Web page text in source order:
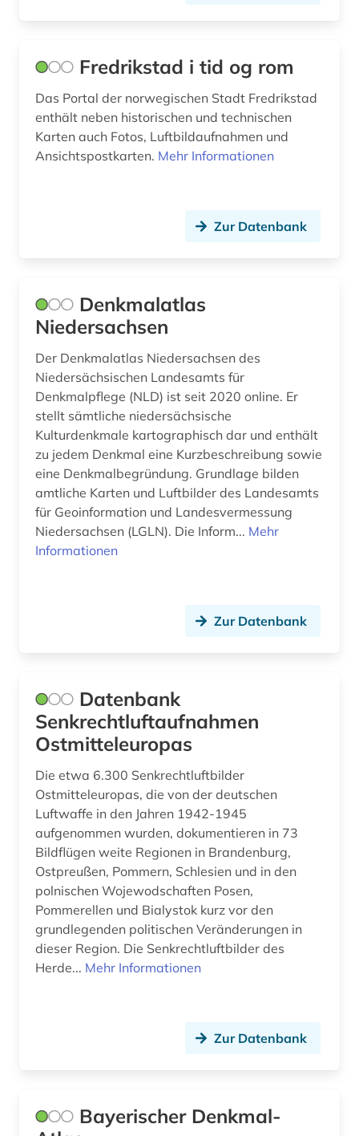
Fredrikstad i tid og rom
Das Portal der norwegischen Stadt Fredrikstad
enthält neben historischen und technischen
Karten auch Fotos, Luftbildaufnahmen und
Ansichtspostkarten. Mehr Informationen
Zur Datenbank
Denkmalatlas
Niedersachsen
Der Denkmalatlas Niedersachsen des
Niedersächsischen Landesamts für
Denkmalpflege (NLD) ist seit 2020 online. Er
stellt sämtliche niedersächsische
Kulturdenkmale kartographisch dar und enthält
zu jedem Denkmal eine Kurzbeschreibung sowie
eine Denkmalbegründung. Grundlage bilden
amtliche Karten und Luftbilder des Landesamts
für Geoinformation und Landesvermessung
Niedersachsen (LGLN). Die Inform... Mehr
Informationen
Zur Datenbank
Datenbank
Senkrechtluftaufnahmen
Ostmitteleuropas
Die etwa 6.300 Senkrechtluftbilder
Ostmitteleuropas, die von der deutschen
Luftwaffe in den Jahren 1942-1945
aufgenommen wurden, dokumentieren in 73
Bildflügen weite Regionen in Brandenburg,
Ostpreußen, Pommern, Schlesien und in den
polnischen Wojewodschaften Posen,
Pommerellen und Bialystok kurz vor den
grundlegenden politischen Veränderungen in
dieser Region. Die Senkrechtluftbilder des
Herde... Mehr Informationen
Zur Datenbank
Bayerischer Denkmal-